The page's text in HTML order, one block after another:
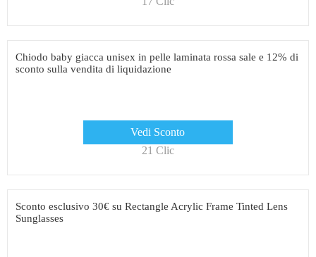
Chiodo baby giacca unisex in pelle laminata rossa sale e 12% di
sconto sulla vendita di liquidazione
Vedi Sconto
21 Clic
Sconto esclusivo 30€ su Rectangle Acrylic Frame Tinted Lens
Sunglasses